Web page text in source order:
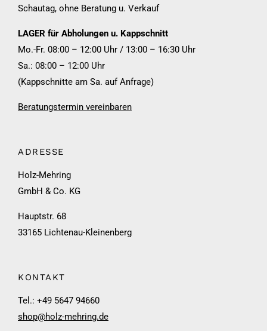
Schautag, ohne Beratung u. Verkauf
LAGER für Abholungen u. Kappschnitt
Mo.-Fr. 08:00 – 12:00 Uhr / 13:00 – 16:30 Uhr
Sa.: 08:00 – 12:00 Uhr
(Kappschnitte am Sa. auf Anfrage)
Beratungstermin vereinbaren
ADRESSE
Holz-Mehring
GmbH & Co. KG
Hauptstr. 68
33165 Lichtenau-Kleinenberg
KONTAKT
Tel.: +49 5647 94660
shop@holz-mehring.de